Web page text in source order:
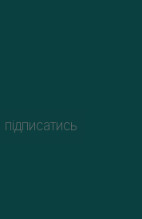
підписатись